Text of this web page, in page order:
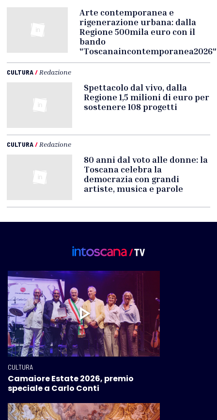
Arte contemporanea e
rigenerazione urbana: dalla
Regione 500mila euro con il
bando
"Toscanaincontemporanea2026"
CULTURA/ Redazione
Spettacolo dal vivo, dalla
Regione 1,5 milioni di euro per
sostenere 108 progetti
CULTURA/ Redazione
80 anni dal voto alle donne: la
Toscana celebra la
democrazia con grandi
artiste, musica e parole
CULTURA
Camaiore Estate 2026, premio
speciale a Carlo Conti